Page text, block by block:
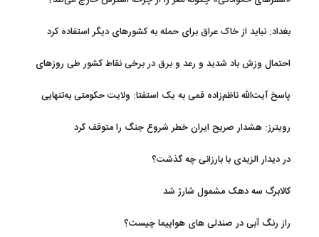
بغداد: نباید از خاک عراق برای حمله به کشورهای دیگر استفاده کرد
احتمال وزش باد شدید و رعد و برق در برخی نقاط کشور طی روزهای
پاسخ آیت‌الله ناظم‌زاده قمی به یک استفتا: ولایت حکومتی به‌تنهایی
رویترز: هشدار صریح ایران خطر شروع جنگ را متوقف کرد
در دیدار الزیدی با بارزانی چه گذشت؟
کالابرگ سه دهک مشمول شارژ شد
راز رنگ آبی در صندلی های هواپیما چیست؟